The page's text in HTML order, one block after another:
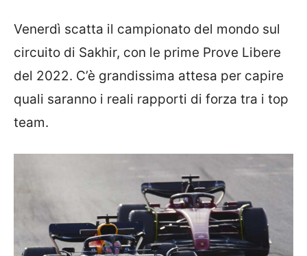
Venerdì scatta il campionato del mondo sul
circuito di Sakhir, con le prime Prove Libere
del 2022. C’è grandissima attesa per capire
quali saranno i reali rapporti di forza tra i top
team.